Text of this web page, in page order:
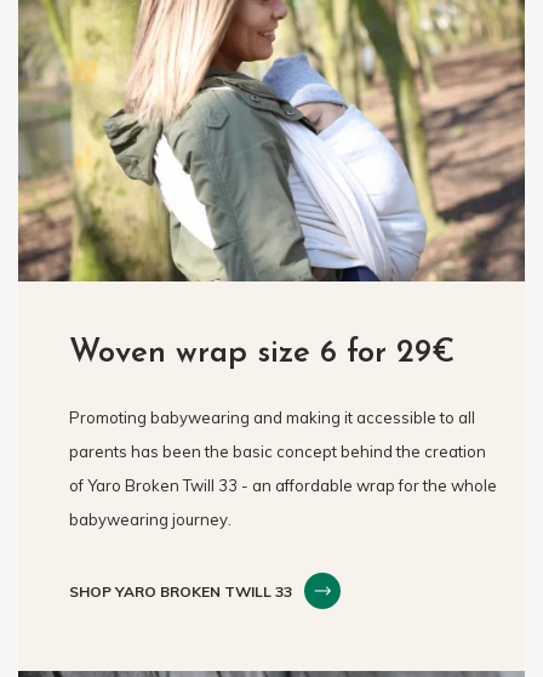
Woven wrap size 6 for 29€
Promoting babywearing and making it accessible to all
parents has been the basic concept behind the creation
of Yaro Broken Twill 33 - an affordable wrap for the whole
babywearing journey.
SHOP YARO BROKEN TWILL 33